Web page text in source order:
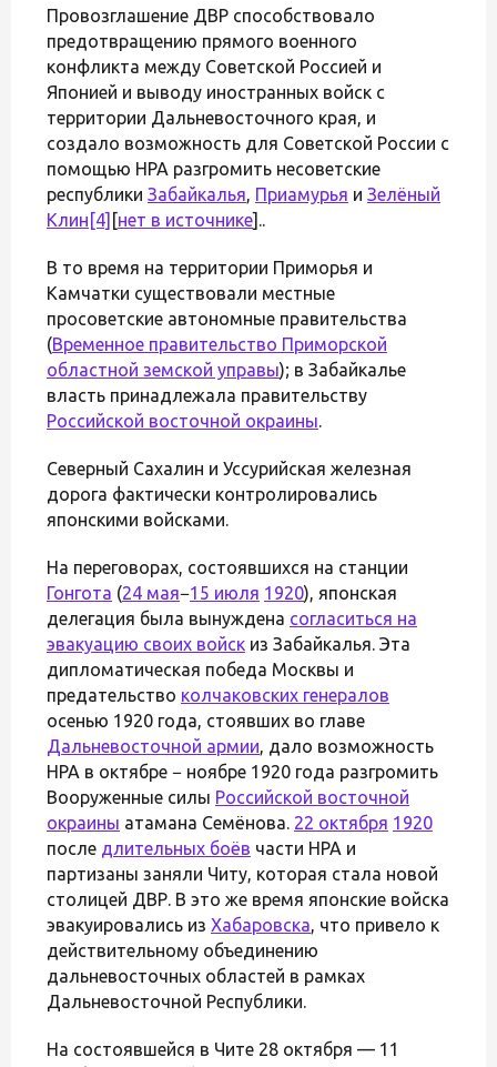
Провозглашение ДВР способствовало
предотвращению прямого военного
конфликта между Советской Россией и
Японией и выводу иностранных войск с
территории Дальневосточного края, и
создало возможность для Советской России с
помощью НРА разгромить несоветские
республики Забайкалья, Приамурья и Зелёный
Клин [4] [нет в источнике]..
В то время на территории Приморья и
Камчатки существовали местные
просоветские автономные правительства
(Временное правительство Приморской
областной земской управы); в Забайкалье
власть принадлежала правительству
Российской восточной окраины.
Северный Сахалин и Уссурийская железная
дорога фактически контролировались
японскими войсками.
На переговорах, состоявшихся на станции
Гонгота (24 мая−15 июля 1920), японская
делегация была вынуждена согласиться на
эвакуацию своих войск из Забайкалья. Эта
дипломатическая победа Москвы и
предательство колчаковских генералов
осенью 1920 года, стоявших во главе
Дальневосточной армии, дало возможность
НРА в октябре − ноябре 1920 года разгромить
Вооруженные силы Российской восточной
окраины атамана Семёнова. 22 октября 1920
после длительных боёв части НРА и
партизаны заняли Читу, которая стала новой
столицей ДВР. В это же время японские войска
эвакуировались из Хабаровска, что привело к
действительному объединению
дальневосточных областей в рамках
Дальневосточной Республики.
На состоявшейся в Чите 28 октября — 11